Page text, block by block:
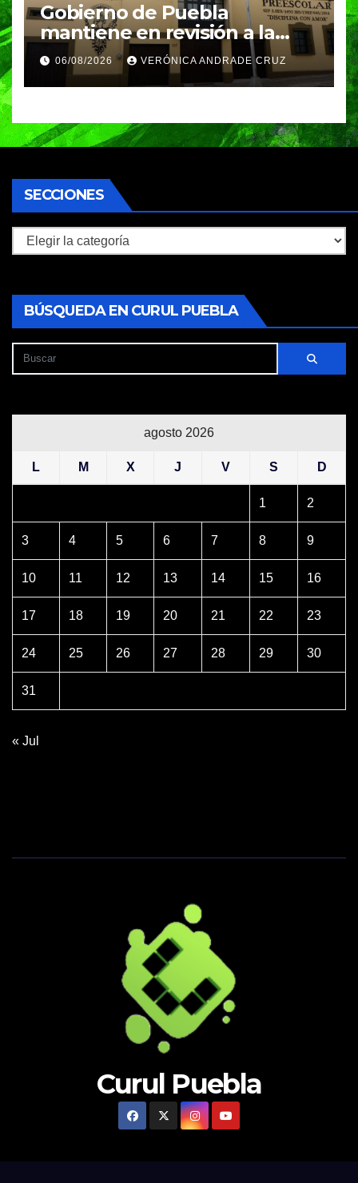
Gobierno de Puebla
mantiene en revisión a la
Academia Militarizada para
seguir operando: Armenta
06/08/2026 VERÓNICA ANDRADE CRUZ
SECCIONES
Secciones
BÚSQUEDA EN CURUL PUEBLA
agosto 2026
L M X J V S D
1 2
3 4 5 6 7 8 9
10 11 12 13 14 15 16
17 18 19 20 21 22 23
24 25 26 27 28 29 30
31
« Jul
Curul Puebla